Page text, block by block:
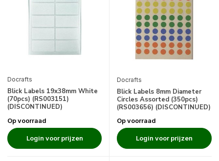
Docrafts
Blick Labels 19x38mm White
(70pcs) (RS003151)
(DISCONTINUED)
Op voorraad
Login voor prijzen
Docrafts
Blick Labels 8mm Diameter
Circles Assorted (350pcs)
(RS003656) (DISCONTINUED)
Op voorraad
Login voor prijzen